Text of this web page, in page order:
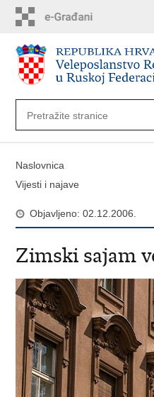
sadržaj
Naslovnica
Vijesti i najave
Objavljeno: 02.12.2006.
Zimski sajam